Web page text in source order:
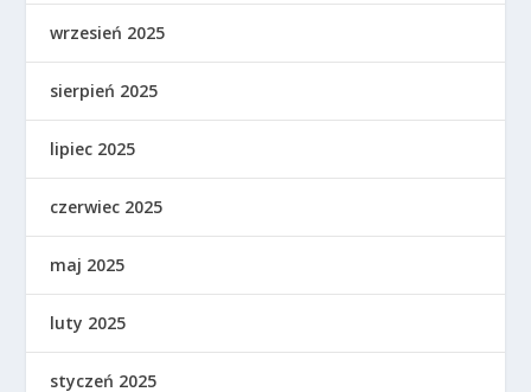
wrzesień 2025
sierpień 2025
lipiec 2025
czerwiec 2025
maj 2025
luty 2025
styczeń 2025